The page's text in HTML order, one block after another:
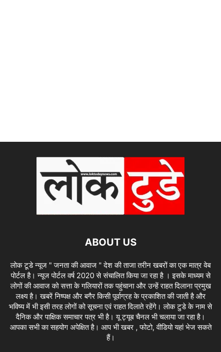
ABOUT US
लोक टूडे न्यूज " जनता की आवाज " देश की ताजा तरीन खबरों का एक मात्र वेब
पोर्टल है। न्यूज पोर्टल वर्ष 2020 से संचालित किया जा रहा है । इसके माध्यम से
लोगों की आवाज को सत्ता के गलियारों तक पहुंचाना और उन्हें राहत दिलाना प्रमुख
लक्ष्य है। खबरें निष्पक्ष और बगैर किसी पूर्वाग्रह के प्रकाशित की जाती है और
भविष्य में भी इसी तरह लोगों को सूचना एवं राहत दिलाते रहेंगे। लोक टुडे के नाम से
दैनिक और पाक्षिक समाचार पत्र भी है। यू ट्यूब चैनल भी चलाया जा रहा है।
आपका सभी का सहयोग अपेक्षित है। आप भी खबर , फोटो, वीडियो यहां भेज सकते
हैं।